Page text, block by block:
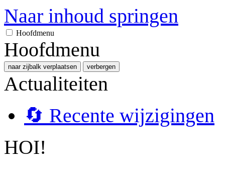
Naar inhoud springen
Hoofdmenu
Hoofdmenu
naar zijbalk verplaatsen verbergen
Actualiteiten
🔄 Recente wijzigingen
HOI!